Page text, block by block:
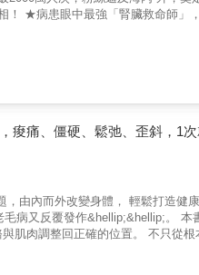
！ ★病患眼中最強「腎臟救命師」
什麼都不敢吃，很痛苦，還好洪醫
、腎臟病成為新國病，甚至有的人
也置之不理&hellip;&hellip; 所有的好事和壞
的會說話！ 當腎臟發出求救，你
問題發生點，是家戶必備的救腎
聽錯，吃太鹹也會得糖尿病！ 5.
年輕。 8.腎友一口楊桃和楊桃製
痠痛、僵硬、鬆弛、歪斜，1次
變身體， 輕鬆打造健康理想的體態。 你
。 本書將介紹超簡單的居家自我修復術： 先
根本解決痠痛、僵硬、鬆弛下垂等身體煩